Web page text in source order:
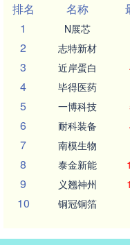
排名
名称
1
N展芯
2 志特新材
3 近岸蛋白
4 毕得医药
5 一博科技
6 耐科装备
7 南模生物
8 泰金新能
9 义翘神州
10 铜冠铜箔